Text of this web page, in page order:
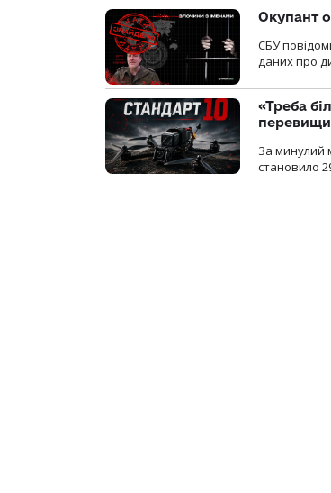
Окупант
СБУ
даних про
«Треба
За минулий
становило